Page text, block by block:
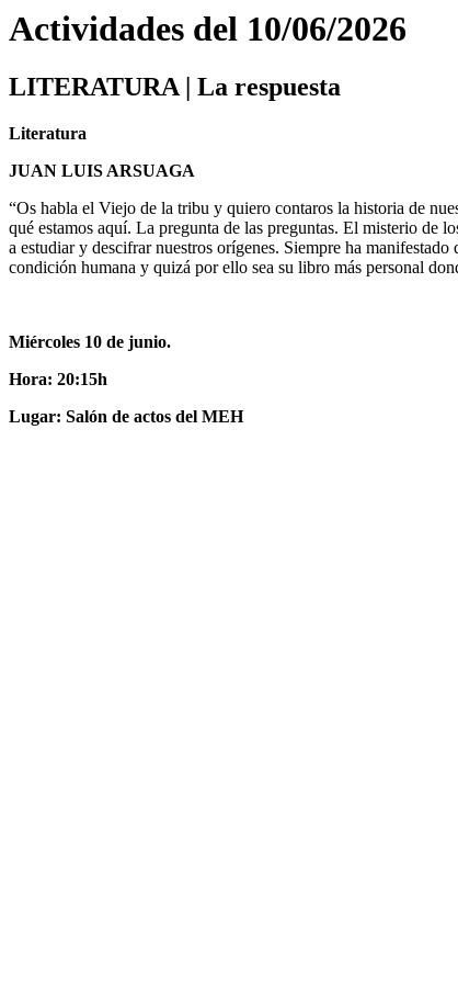
Actividades del 10/06/2026
LITERATURA | La respuesta
Literatura
JUAN LUIS ARSUAGA
“Os habla el Viejo de la tribu y quiero contaros la historia de
qué estamos aquí. La pregunta de las preguntas. El misterio de
a estudiar y descifrar nuestros orígenes. Siempre ha
condición humana y quizá por ello sea su libro más personal
Miércoles 10 de junio.
Hora: 20:15h
Lugar: Salón de actos del MEH